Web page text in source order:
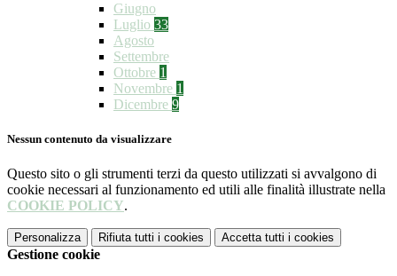
Giugno
Luglio 33
Agosto
Settembre
Ottobre 1
Novembre 1
Dicembre 9
Nessun contenuto da visualizzare
Questo sito o gli strumenti terzi da questo utilizzati si avvalgono di
cookie necessari al funzionamento ed utili alle finalità illustrate nella
COOKIE POLICY.
Personalizza Rifiuta tutti i cookies Accetta tutti i cookies
Gestione cookie